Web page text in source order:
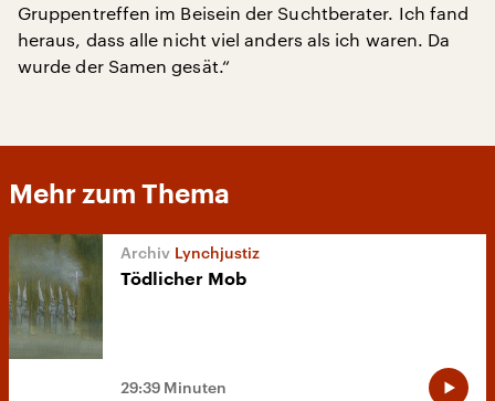
Gruppentreffen im Beisein der Suchtberater. Ich fand
heraus, dass alle nicht viel anders als ich waren. Da
wurde der Samen gesät.“
Mehr zum Thema
Lynchjustiz
Tödlicher Mob
29:39 Minuten